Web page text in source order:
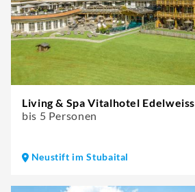
Living & Spa Vitalhotel Edelweiss
bis 5 Personen
Neustift im Stubaital